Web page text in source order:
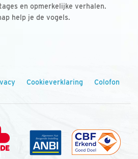
en opmerkelijke verhalen.
help je de vogels.
Cookieverklaring Colofon